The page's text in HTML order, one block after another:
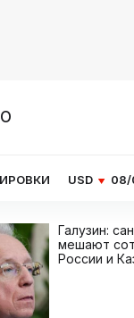
08/08 82.1665
Галузин:
мешают
России и